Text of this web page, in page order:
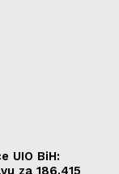
UIO BiH:
za 186.415